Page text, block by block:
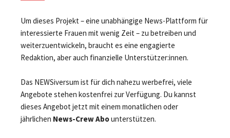
Um dieses Projekt – eine unabhängige News-Plattform für
interessierte Frauen mit wenig Zeit – zu betreiben und
weiterzuentwickeln, braucht es eine engagierte
Redaktion, aber auch finanzielle Unterstützer:innen.
Das NEWSiversum ist für dich nahezu werbefrei, viele
Angebote stehen kostenfrei zur Verfügung. Du kannst
dieses Angebot jetzt mit einem monatlichen oder
jährlichen News-Crew Abounterstützen.